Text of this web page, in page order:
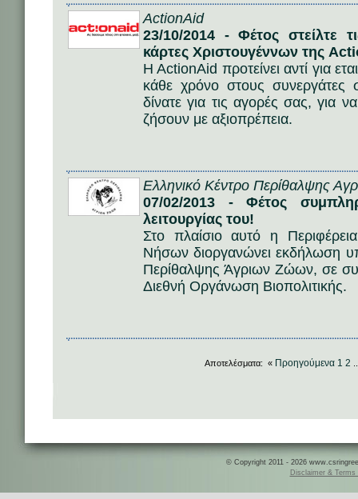
ActionAid
23/10/2014 - Φέτος στείλτε
κάρτες Χριστουγέννων της
H ActionAid προτείνει αντί για
κάθε χρόνο στους
δίνατε για τις αγορές σας, για
ζήσουν με αξιοπρέπεια.
Ελληνικό Κέντρο Περίθαλψης
07/02/2013 - Φέτος
λειτουργίας του!
Στο πλαίσιο αυτό η
Νήσων διοργανώνει εκδήλωση
Περίθαλψης Άγριων Ζώων, σε
Διεθνή Οργάνωση Βιοπολιτικής.
Αποτελέσματα: « Προηγούμενα 1 2
© Copyright 2011 - 2026
Disclaimer & Terms